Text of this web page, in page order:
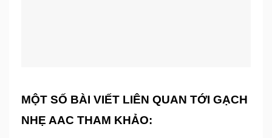
MỘT SỐ BÀI VIẾT LIÊN QUAN TỚI GẠCH
NHẸ AAC THAM KHẢO: